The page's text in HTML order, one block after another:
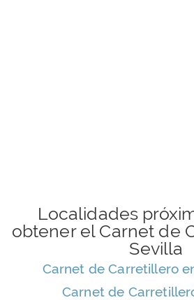
Localidades
obtener el Carnet de
Sevilla
Carnet de Carretillero
Carnet de